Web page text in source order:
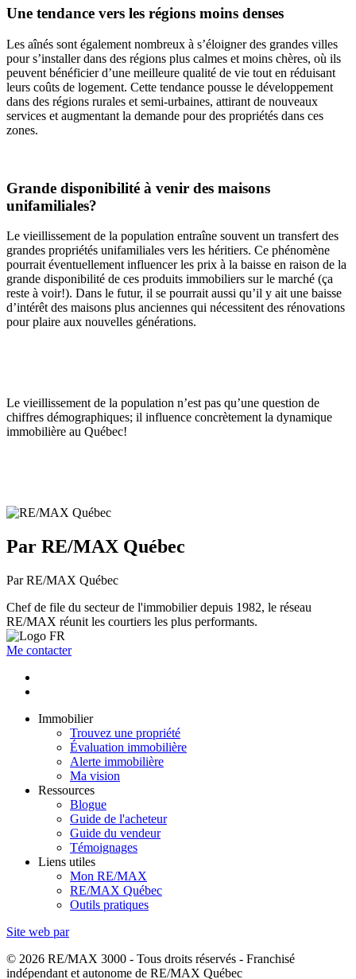
Une tendance vers les régions moins denses
Les aînés sont également nombreux à s’éloigner des grandes villes
pour s’installer dans des régions plus calmes et moins chères, où ils
peuvent bénéficier d’une meilleure qualité de vie tout en réduisant
leurs coûts de logement. Cette tendance pousse le développement
dans des régions rurales et semi-urbaines, attirant de nouveaux
services et augmentant la demande pour des propriétés dans ces
zones.
Grande disponibilité à venir des maisons
unifamiliales?
Le vieillissement de la population entraîne souvent un transfert des
grandes propriétés unifamiliales vers les héritiers. Ce phénomène
pourrait éventuellement influencer les prix à la baisse en raison de la
grande disponibilité de ces produits immobiliers sur le marché (ça
reste à voir!). Dans le futur, il se pourrait aussi qu’il y ait une baisse
d’intérêt des maisons plus anciennes qui nécessitent des rénovations
pour plaire aux nouvelles générations.
Le vieillissement de la population n’est pas qu’une question de
chiffres démographiques; il influence concrètement la dynamique
immobilière au Québec!
Par RE/MAX Québec
Par RE/MAX Québec
Chef de file du secteur de l'immobilier depuis 1982, le réseau
RE/MAX réunit les courtiers les plus performants.
Me contacter
Immobilier
Trouvez une propriété
Évaluation immobilière
Alerte immobilière
Ma vision
Ressources
Blogue
Guide de l'acheteur
Guide du vendeur
Témoignages
Liens utiles
Mon RE/MAX
RE/MAX Québec
Outils pratiques
Site web par
© 2026 RE/MAX 3000 - Tous droits réservés - Franchisé
indépendant et autonome de RE/MAX Québec